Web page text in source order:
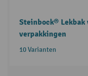
Steinbock®
verpakkingen
10 Varianten